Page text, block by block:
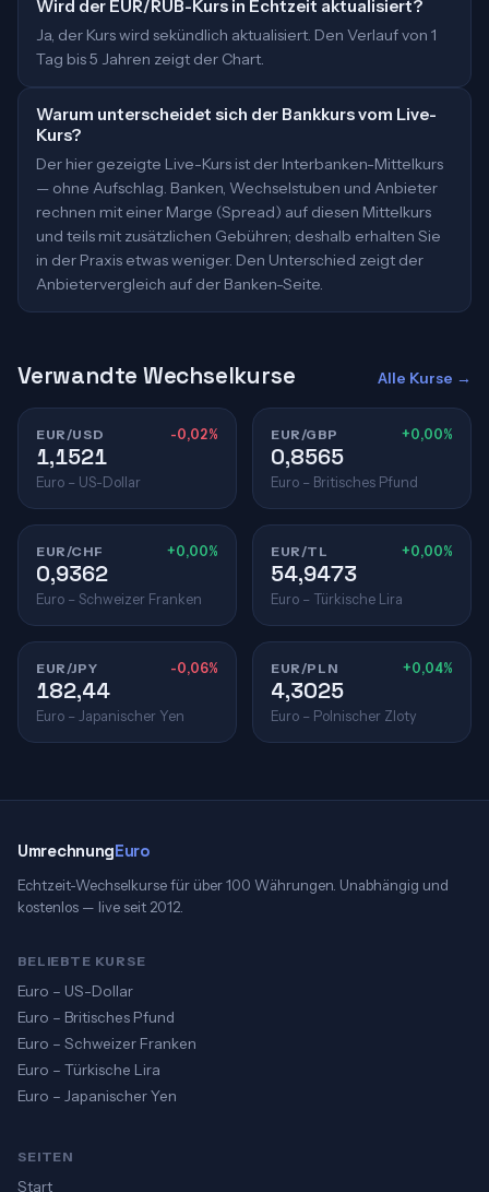
Wird der EUR/RUB-Kurs in Echtzeit aktualisiert?
Ja, der Kurs wird sekündlich aktualisiert. Den Verlauf von 1
Tag bis 5 Jahren zeigt der Chart.
Warum unterscheidet sich der Bankkurs vom Live-
Kurs?
Der hier gezeigte Live-Kurs ist der Interbanken-Mittelkurs
— ohne Aufschlag. Banken, Wechselstuben und Anbieter
rechnen mit einer Marge (Spread) auf diesen Mittelkurs
und teils mit zusätzlichen Gebühren; deshalb erhalten Sie
in der Praxis etwas weniger. Den Unterschied zeigt der
Anbietervergleich auf der Banken-Seite.
Verwandte Wechselkurse Alle Kurse →
EUR/USD -0,02%
1,1521
Euro – US-Dollar
EUR/GBP +0,00%
0,8565
Euro – Britisches Pfund
EUR/CHF +0,00%
0,9362
Euro – Schweizer Franken
EUR/TL +0,00%
54,9473
Euro – Türkische Lira
EUR/JPY -0,06%
182,44
Euro – Japanischer Yen
EUR/PLN +0,04%
4,3025
Euro – Polnischer Zloty
UmrechnungEuro
Echtzeit-Wechselkurse für über 100 Währungen. Unabhängig und
kostenlos — live seit 2012.
BELIEBTE KURSE
Euro – US-Dollar
Euro – Britisches Pfund
Euro – Schweizer Franken
Euro – Türkische Lira
Euro – Japanischer Yen
SEITEN
Start